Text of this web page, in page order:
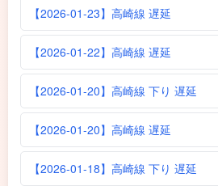
【2026-01-23】高崎線 遅延
【2026-01-22】高崎線 遅延
【2026-01-20】高崎線 下り 遅延
【2026-01-20】高崎線 遅延
【2026-01-18】高崎線 下り 遅延